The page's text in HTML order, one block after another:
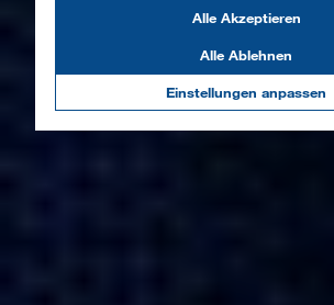
Einstellungen anpassen
Alle Ablehnen
Alle Akzeptieren